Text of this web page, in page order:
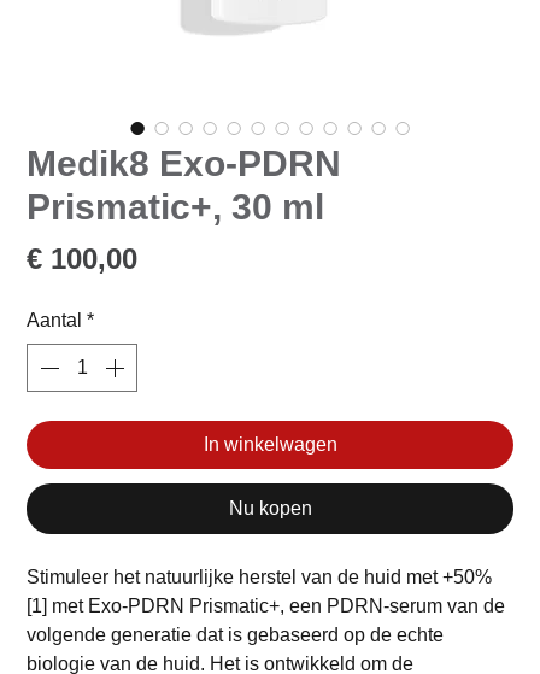
Medik8 Exo-PDRN
Prismatic+, 30 ml
€ 100,00Prijs
Aantal *
In winkelwagen
Nu kopen
Stimuleer het natuurlijke herstel van de huid met +50%
[1] met Exo-PDRN Prismatic+, een PDRN-serum van de
volgende generatie dat is gebaseerd op de echte
biologie van de huid. Het is ontwikkeld om de